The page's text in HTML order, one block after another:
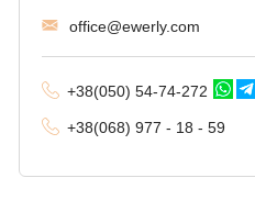
office@ewerly.com
+38(050) 54-74-272
+38(068) 977 - 18 - 59